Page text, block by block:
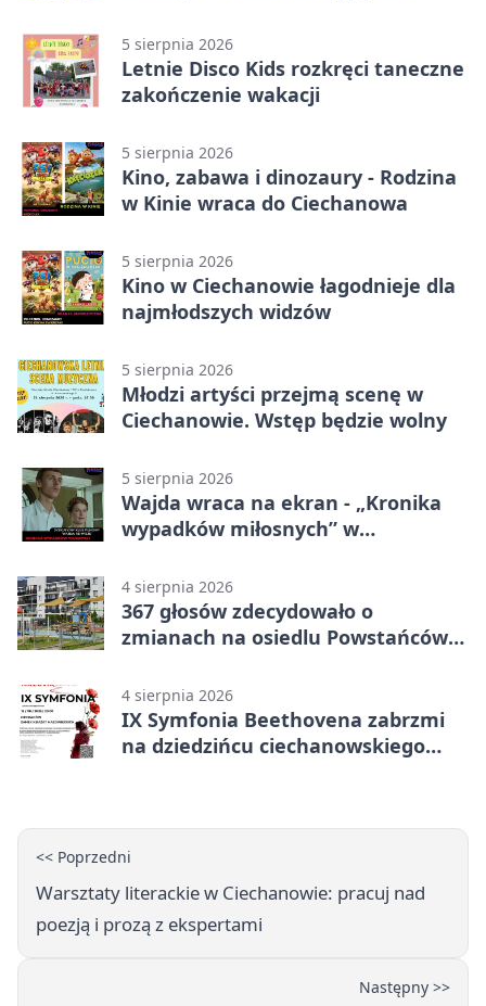
5 sierpnia 2026
Letnie Disco Kids rozkręci taneczne
zakończenie wakacji
5 sierpnia 2026
Kino, zabawa i dinozaury - Rodzina
w Kinie wraca do Ciechanowa
5 sierpnia 2026
Kino w Ciechanowie łagodnieje dla
najmłodszych widzów
5 sierpnia 2026
Młodzi artyści przejmą scenę w
Ciechanowie. Wstęp będzie wolny
5 sierpnia 2026
Wajda wraca na ekran - „Kronika
wypadków miłosnych” w
4 sierpnia 2026
367 głosów zdecydowało o
zmianach na osiedlu Powstańców
4 sierpnia 2026
IX Symfonia Beethovena zabrzmi
na dziedzińcu ciechanowskiego
<< Poprzedni
Warsztaty literackie w Ciechanowie: pracuj nad
poezją i prozą z ekspertami
Następny >>